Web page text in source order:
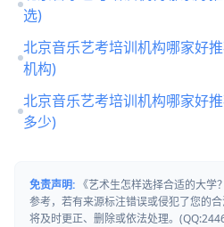
选)
北京音乐艺考培训机构哪家好
机构)
北京音乐艺考培训机构哪家好
多少)
免责声明: 《艺术生怎样选择合适的大
参考，若有来源标注错误或侵犯了您的
将及时更正、删除或依法处理。